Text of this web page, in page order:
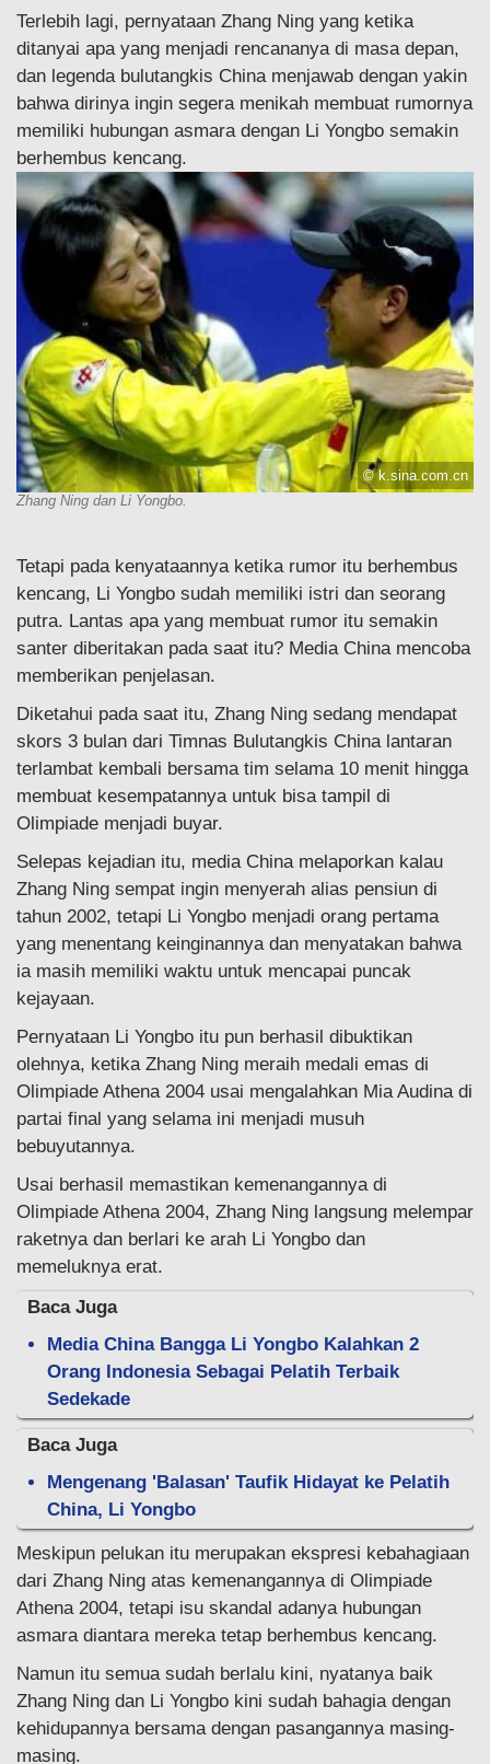
Terlebih lagi, pernyataan Zhang Ning yang ketika
ditanyai apa yang menjadi rencananya di masa depan,
dan legenda bulutangkis China menjawab dengan yakin
bahwa dirinya ingin segera menikah membuat rumornya
memiliki hubungan asmara dengan Li Yongbo semakin
berhembus kencang.
© k.sina.com.cn
Zhang Ning dan Li Yongbo.
Tetapi pada kenyataannya ketika rumor itu berhembus
kencang, Li Yongbo sudah memiliki istri dan seorang
putra. Lantas apa yang membuat rumor itu semakin
santer diberitakan pada saat itu? Media China mencoba
memberikan penjelasan.
Diketahui pada saat itu, Zhang Ning sedang mendapat
skors 3 bulan dari Timnas Bulutangkis China lantaran
terlambat kembali bersama tim selama 10 menit hingga
membuat kesempatannya untuk bisa tampil di
Olimpiade menjadi buyar.
Selepas kejadian itu, media China melaporkan kalau
Zhang Ning sempat ingin menyerah alias pensiun di
tahun 2002, tetapi Li Yongbo menjadi orang pertama
yang menentang keinginannya dan menyatakan bahwa
ia masih memiliki waktu untuk mencapai puncak
kejayaan.
Pernyataan Li Yongbo itu pun berhasil dibuktikan
olehnya, ketika Zhang Ning meraih medali emas di
Olimpiade Athena 2004 usai mengalahkan Mia Audina di
partai final yang selama ini menjadi musuh
bebuyutannya.
Usai berhasil memastikan kemenangannya di
Olimpiade Athena 2004, Zhang Ning langsung melempar
raketnya dan berlari ke arah Li Yongbo dan
memeluknya erat.
Baca Juga
Media China Bangga Li Yongbo Kalahkan 2
Orang Indonesia Sebagai Pelatih Terbaik
Sedekade
Baca Juga
Mengenang 'Balasan' Taufik Hidayat ke Pelatih
China, Li Yongbo
Meskipun pelukan itu merupakan ekspresi kebahagiaan
dari Zhang Ning atas kemenangannya di Olimpiade
Athena 2004, tetapi isu skandal adanya hubungan
asmara diantara mereka tetap berhembus kencang.
Namun itu semua sudah berlalu kini, nyatanya baik
Zhang Ning dan Li Yongbo kini sudah bahagia dengan
kehidupannya bersama dengan pasangannya masing-
masing.